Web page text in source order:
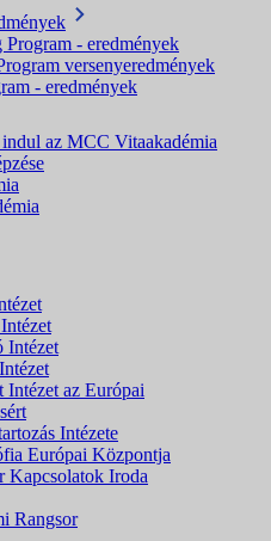
Program - eredmények
versenyeredmények
- eredmények
az MCC Vitaakadémia
Intézet
Intézet az Európai
Intézete
Európai Központja
Kapcsolatok Iroda
Rangsor